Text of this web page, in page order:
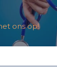
ons op!